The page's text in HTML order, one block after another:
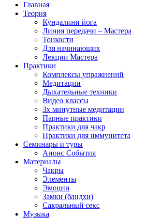
Главная
Теория
Кундалини йога
Линия передачи – Мастера
Тонкости
Для начинающих
Лекции Мастера
Практики
Комплексы упражнений
Медитации
Дыхательные техники
Видео классы
3х минутные медитации
Парные практики
Практики для чакр
Практики для иммунитета
Семинары и туры
Анонс События
Материалы
Чакры
Элементы
Эмоции
Замки (бандхи)
Сакральный секс
Музыка